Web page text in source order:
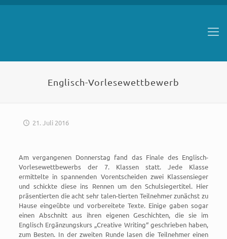
Englisch-Vorlesewettbewerb
21. Juli 2016
Am vergangenen Donnerstag fand das Finale des Englisch-
Vorlesewettbewerbs der 7. Klassen statt. Jede Klasse
ermittelte in spannenden Vorentscheiden zwei Klassensieger
und schickte diese ins Rennen um den Schulsiegertitel. Hier
präsentierten die acht sehr talen-tierten Teilnehmer zunächst zu
Hause eingeübte und vorbereitete Texte. Einige gaben sogar
einen Abschnitt aus ihren eigenen Geschichten, die sie im
Englisch Ergänzungskurs „Creative Writing“ geschrieben haben,
zum Besten. In der zweiten Runde lasen die Teilnehmer einen